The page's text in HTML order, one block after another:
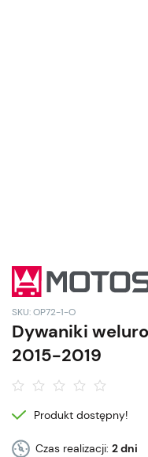
SKU: OP72-1-O
Dywaniki
2015-2019
Produkt dostępny!
Czas realizacji: 2 dni